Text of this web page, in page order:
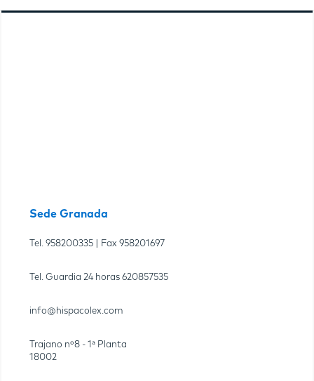
Sede Granada
Tel. 958200335 | Fax 958201697
Tel. Guardia 24 horas 620857535
info@hispacolex.com
Trajano nº8 - 1ª Planta
18002